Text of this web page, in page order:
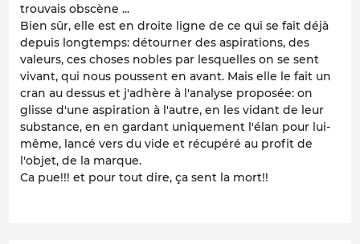
trouvais obscène ...
Bien sûr, elle est en droite ligne de ce qui se fait déjà
depuis longtemps: détourner des aspirations, des
valeurs, ces choses nobles par lesquelles on se sent
vivant, qui nous poussent en avant. Mais elle le fait un
cran au dessus et j'adhère à l'analyse proposée: on
glisse d'une aspiration à l'autre, en les vidant de leur
substance, en en gardant uniquement l'élan pour lui-
même, lancé vers du vide et récupéré au profit de
l'objet, de la marque.
Ca pue!!! et pour tout dire, ça sent la mort!!